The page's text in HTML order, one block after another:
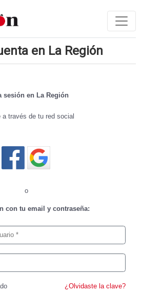
en La Región
sesión en La Región
a través de tu red social
Cerrar sesión
o
con tu email y contraseña:
¿Olvidaste la clave?